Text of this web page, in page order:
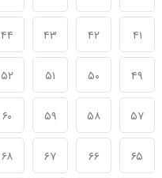
۴۱ ۴۲ ۴۳ ۴۴
۴۹ ۵۰ ۵۱ ۵۲
۵۷ ۵۸ ۵۹ ۶۰
۶۵ ۶۶ ۶۷ ۶۸